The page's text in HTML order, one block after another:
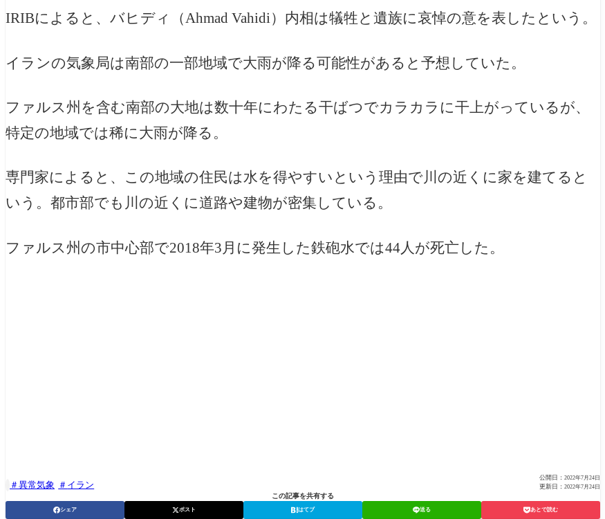
IRIBによると、バヒディ（Ahmad Vahidi）内相は犠牲と遺族に哀悼の意を表したという。
イランの気象局は南部の一部地域で大雨が降る可能性があると予想していた。
ファルス州を含む南部の大地は数十年にわたる干ばつでカラカラに干上がっているが、
特定の地域では稀に大雨が降る。
専門家によると、この地域の住民は水を得やすいという理由で川の近くに家を建てると
いう。都市部でも川の近くに道路や建物が密集している。
ファルス州の市中心部で2018年3月に発生した鉄砲水では44人が死亡した。
異常気象 イラン
公開日： 2022年7月24日
更新日： 2022年7月24日
この記事を共有する
シェア ポスト はてブ 送る あとで読む